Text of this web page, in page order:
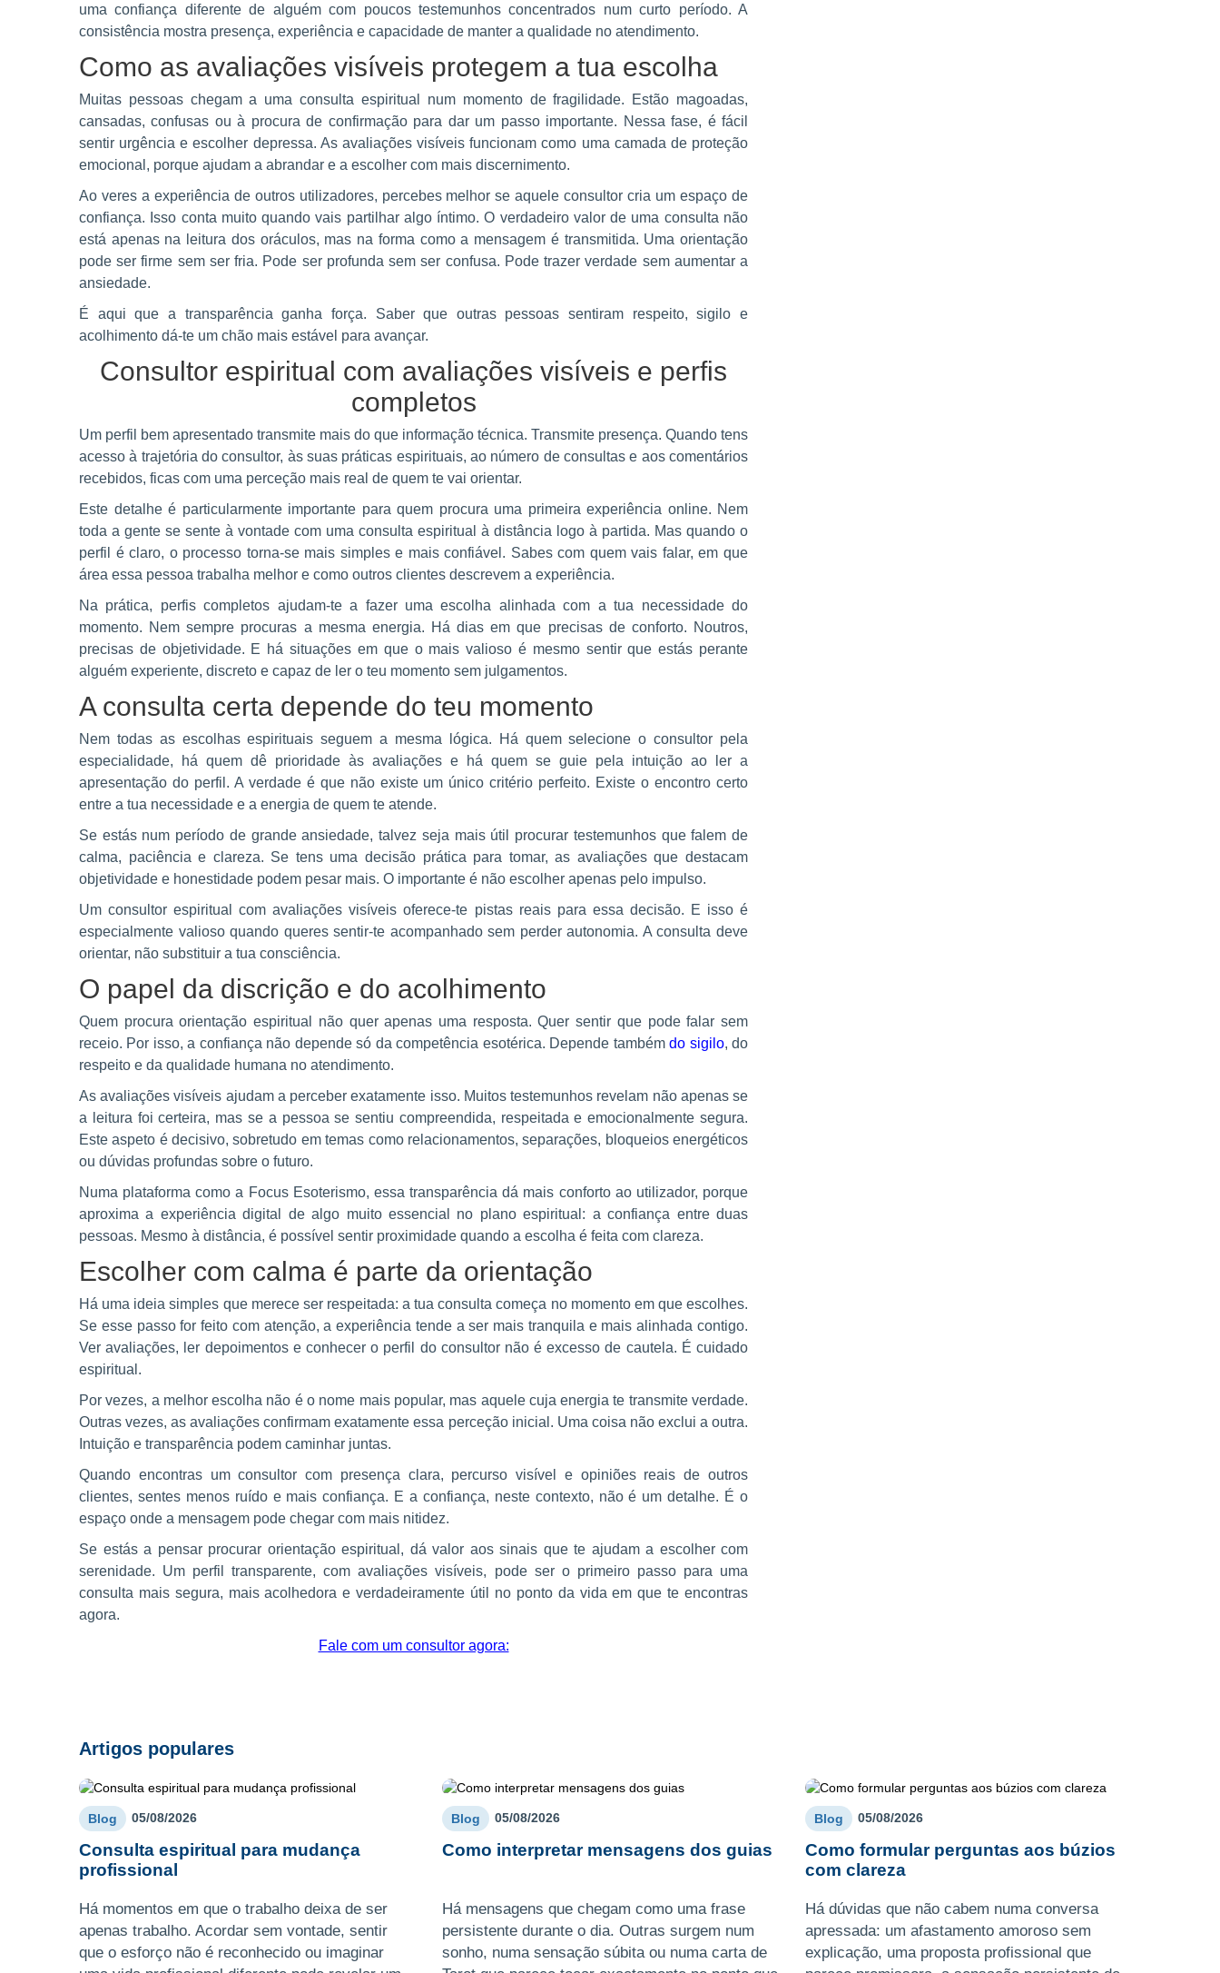
uma confiança diferente de alguém com poucos testemunhos concentrados num curto período. A
consistência mostra presença, experiência e capacidade de manter a qualidade no atendimento.
Como as avaliações visíveis protegem a tua escolha
Muitas pessoas chegam a uma consulta espiritual num momento de fragilidade. Estão magoadas,
cansadas, confusas ou à procura de confirmação para dar um passo importante. Nessa fase, é fácil
sentir urgência e escolher depressa. As avaliações visíveis funcionam como uma camada de proteção
emocional, porque ajudam a abrandar e a escolher com mais discernimento.
Ao veres a experiência de outros utilizadores, percebes melhor se aquele consultor cria um espaço de
confiança. Isso conta muito quando vais partilhar algo íntimo. O verdadeiro valor de uma consulta não
está apenas na leitura dos oráculos, mas na forma como a mensagem é transmitida. Uma orientação
pode ser firme sem ser fria. Pode ser profunda sem ser confusa. Pode trazer verdade sem aumentar a
ansiedade.
É aqui que a transparência ganha força. Saber que outras pessoas sentiram respeito, sigilo e
acolhimento dá-te um chão mais estável para avançar.
Consultor espiritual com avaliações visíveis e perfis
completos
Um perfil bem apresentado transmite mais do que informação técnica. Transmite presença. Quando tens
acesso à trajetória do consultor, às suas práticas espirituais, ao número de consultas e aos comentários
recebidos, ficas com uma perceção mais real de quem te vai orientar.
Este detalhe é particularmente importante para quem procura uma primeira experiência online. Nem
toda a gente se sente à vontade com uma consulta espiritual à distância logo à partida. Mas quando o
perfil é claro, o processo torna-se mais simples e mais confiável. Sabes com quem vais falar, em que
área essa pessoa trabalha melhor e como outros clientes descrevem a experiência.
Na prática, perfis completos ajudam-te a fazer uma escolha alinhada com a tua necessidade do
momento. Nem sempre procuras a mesma energia. Há dias em que precisas de conforto. Noutros,
precisas de objetividade. E há situações em que o mais valioso é mesmo sentir que estás perante
alguém experiente, discreto e capaz de ler o teu momento sem julgamentos.
A consulta certa depende do teu momento
Nem todas as escolhas espirituais seguem a mesma lógica. Há quem selecione o consultor pela
especialidade, há quem dê prioridade às avaliações e há quem se guie pela intuição ao ler a
apresentação do perfil. A verdade é que não existe um único critério perfeito. Existe o encontro certo
entre a tua necessidade e a energia de quem te atende.
Se estás num período de grande ansiedade, talvez seja mais útil procurar testemunhos que falem de
calma, paciência e clareza. Se tens uma decisão prática para tomar, as avaliações que destacam
objetividade e honestidade podem pesar mais. O importante é não escolher apenas pelo impulso.
Um consultor espiritual com avaliações visíveis oferece-te pistas reais para essa decisão. E isso é
especialmente valioso quando queres sentir-te acompanhado sem perder autonomia. A consulta deve
orientar, não substituir a tua consciência.
O papel da discrição e do acolhimento
Quem procura orientação espiritual não quer apenas uma resposta. Quer sentir que pode falar sem
receio. Por isso, a confiança não depende só da competência esotérica. Depende tambémdo sigilo, do
respeito e da qualidade humana no atendimento.
As avaliações visíveis ajudam a perceber exatamente isso. Muitos testemunhos revelam não apenas se
a leitura foi certeira, mas se a pessoa se sentiu compreendida, respeitada e emocionalmente segura.
Este aspeto é decisivo, sobretudo em temas como relacionamentos, separações, bloqueios energéticos
ou dúvidas profundas sobre o futuro.
Numa plataforma como a Focus Esoterismo, essa transparência dá mais conforto ao utilizador, porque
aproxima a experiência digital de algo muito essencial no plano espiritual: a confiança entre duas
pessoas. Mesmo à distância, é possível sentir proximidade quando a escolha é feita com clareza.
Escolher com calma é parte da orientação
Há uma ideia simples que merece ser respeitada: a tua consulta começa no momento em que escolhes.
Se esse passo for feito com atenção, a experiência tende a ser mais tranquila e mais alinhada contigo.
Ver avaliações, ler depoimentos e conhecer o perfil do consultor não é excesso de cautela. É cuidado
espiritual.
Por vezes, a melhor escolha não é o nome mais popular, mas aquele cuja energia te transmite verdade.
Outras vezes, as avaliações confirmam exatamente essa perceção inicial. Uma coisa não exclui a outra.
Intuição e transparência podem caminhar juntas.
Quando encontras um consultor com presença clara, percurso visível e opiniões reais de outros
clientes, sentes menos ruído e mais confiança. E a confiança, neste contexto, não é um detalhe. É o
espaço onde a mensagem pode chegar com mais nitidez.
Se estás a pensar procurar orientação espiritual, dá valor aos sinais que te ajudam a escolher com
serenidade. Um perfil transparente, com avaliações visíveis, pode ser o primeiro passo para uma
consulta mais segura, mais acolhedora e verdadeiramente útil no ponto da vida em que te encontras
agora.
Fale com um consultor agora:
Artigos populares
Blog 05/08/2026
Consulta espiritual para mudança
profissional
Há momentos em que o trabalho deixa de ser
apenas trabalho. Acordar sem vontade, sentir
que o esforço não é reconhecido ou imaginar
Blog 05/08/2026
Como interpretar mensagens dos guias
Há mensagens que chegam como uma frase
persistente durante o dia. Outras surgem num
sonho, numa sensação súbita ou numa carta de
Blog 05/08/2026
Como formular perguntas aos búzios
com clareza
Há dúvidas que não cabem numa conversa
apressada: um afastamento amoroso sem
explicação, uma proposta profissional que